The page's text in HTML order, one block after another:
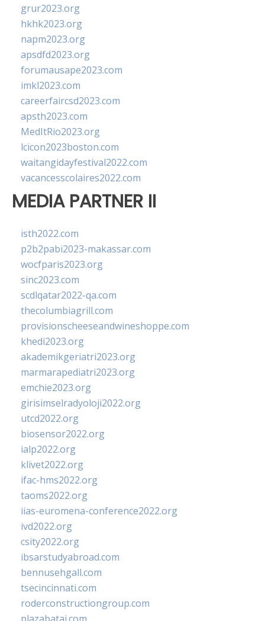
grur2023.org
hkhk2023.org
napm2023.org
apsdfd2023.org
forumausape2023.com
imkl2023.com
careerfaircsd2023.com
apsth2023.com
MedItRio2023.org
lcicon2023boston.com
waitangidayfestival2022.com
vacancesscolaires2022.com
MEDIA PARTNER II
isth2022.com
p2b2pabi2023-makassar.com
wocfparis2023.org
sinc2023.com
scdlqatar2022-qa.com
thecolumbiagrill.com
provisionscheeseandwineshoppe.com
khedi2023.org
akademikgeriatri2023.org
marmarapediatri2023.org
emchie2023.org
girisimselradyoloji2022.org
utcd2022.org
biosensor2022.org
ialp2022.org
klivet2022.org
ifac-hms2022.org
taoms2022.org
iias-euromena-conference2022.org
ivd2022.org
csity2022.org
ibsarstudyabroad.com
bennusehgall.com
tsecincinnati.com
roderconstructiongroup.com